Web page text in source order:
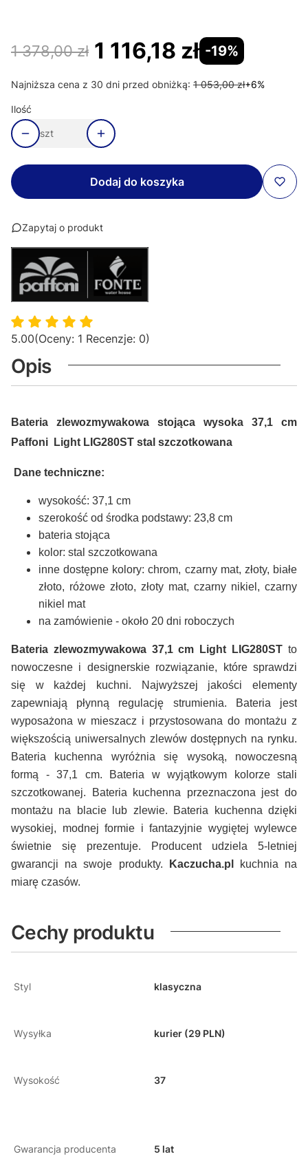
1 378,00 zł 1 116,18 zł -19%
Najniższa cena z 30 dni przed obniżką: 1 053,00 zł+6%
Ilość
szt
Dodaj do koszyka
Zapytaj o produkt
5.00(Oceny: 1 Recenzje: 0)
Opis
Bateria zlewozmywakowa stojąca wysoka 37,1 cm
Paffoni Light LIG280ST stal szczotkowana
Dane techniczne:
wysokość: 37,1 cm
szerokość od środka podstawy: 23,8 cm
bateria stojąca
kolor: stal szczotkowana
inne dostępne kolory: chrom, czarny mat, złoty, białe
złoto, różowe złoto, złoty mat, czarny nikiel, czarny
nikiel mat
na zamówienie - około 20 dni roboczych
Bateria zlewozmywakowa 37,1 cm Light LIG280ST to
nowoczesne i designerskie rozwiązanie, które sprawdzi
się w każdej kuchni. Najwyższej jakości elementy
zapewniają płynną regulację strumienia. Bateria jest
wyposażona w mieszacz i przystosowana do montażu z
większością uniwersalnych zlewów dostępnych na rynku.
Bateria kuchenna wyróżnia się wysoką, nowoczesną
formą - 37,1 cm. Bateria w wyjątkowym kolorze stali
szczotkowanej. Bateria kuchenna przeznaczona jest do
montażu na blacie lub zlewie. Bateria kuchenna dzięki
wysokiej, modnej formie i fantazyjnie wygiętej wylewce
świetnie się prezentuje. Producent udziela 5-letniej
gwarancji na swoje produkty.
Kaczucha.pl
kuchnia na
miarę czasów.
Cechy produktu
Styl klasyczna
Wysyłka kurier (29 PLN)
Wysokość 37
Gwarancja producenta 5 lat